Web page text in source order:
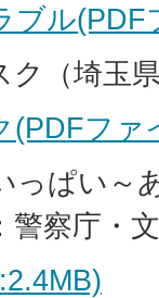
ブル(PDF
ク（埼玉
(PDFファ
っぱい～
警察庁・